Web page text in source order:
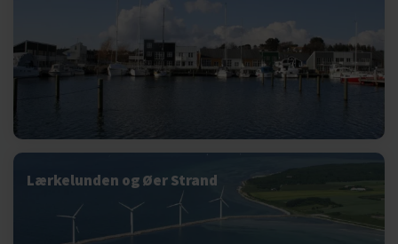
Lærkelunden og Øer Strand